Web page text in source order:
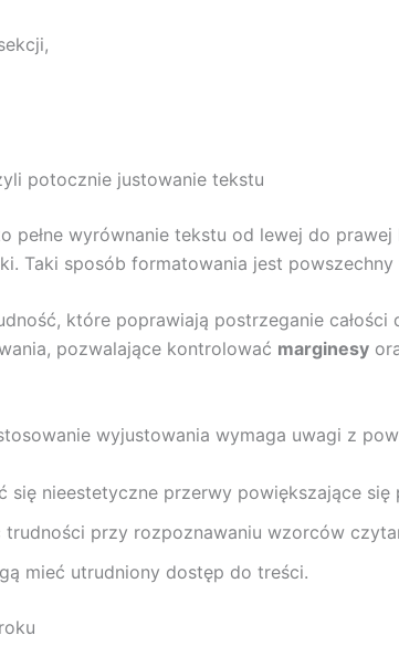
potocznie justowanie tekstu
pełne wyrównanie tekstu od lewej do
Taki sposób formatowania jest
które poprawiają postrzeganie
pozwalające kontrolować marginesy
wyjustowania wymaga uwagi z
się nieestetyczne przerwy powiększające
przy rozpoznawaniu wzorców
mieć utrudniony dostęp do treści.